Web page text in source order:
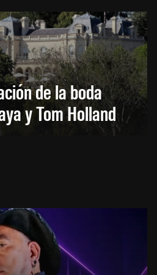
de la boda
y Tom Holland